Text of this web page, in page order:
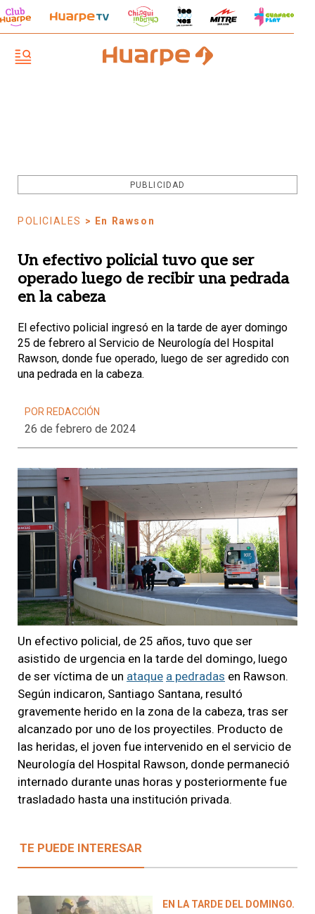
PUBLICIDAD
POLICIALES > En Rawson
Un efectivo policial tuvo que ser
operado luego de recibir una pedrada
en la cabeza
El efectivo policial ingresó en la tarde de ayer domingo
25 de febrero al Servicio de Neurología del Hospital
Rawson, donde fue operado, luego de ser agredido con
una pedrada en la cabeza.
POR REDACCIÓN
26 de febrero de 2024
Un efectivo policial, de 25 años, tuvo que ser
asistido de urgencia en la tarde del domingo, luego
de ser víctima de un ataque a pedradas en Rawson.
Según indicaron, Santiago Santana, resultó
gravemente herido en la zona de la cabeza, tras ser
alcanzado por uno de los proyectiles. Producto de
las heridas, el joven fue intervenido en el servicio de
Neurología del Hospital Rawson, donde permaneció
internado durante unas horas y posteriormente fue
trasladado hasta una institución privada.
TE PUEDE INTERESAR
EN LA TARDE DEL DOMINGO.